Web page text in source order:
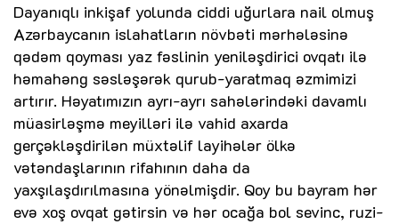
Dayanıqlı inkişaf yolunda ciddi uğurlara nail olmuş
Azərbaycanın islahatların növbəti mərhələsinə
qədəm qoyması yaz fəslinin yeniləşdirici ovqatı ilə
həmahəng səsləşərək qurub-yaratmaq əzmimizi
artırır. Həyatımızın ayrı-ayrı sahələrindəki davamlı
müasirləşmə meyilləri ilə vahid axarda
gerçəkləşdirilən müxtəlif layihələr ölkə
vətəndaşlarının rifahının daha da
yaxşılaşdırılmasına yönəlmişdir. Qoy bu bayram hər
evə xoş ovqat gətirsin və hər ocağa bol sevinc, ruzi-